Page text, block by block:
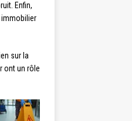
Enfin,
immobilier
sur la
ont un rôle